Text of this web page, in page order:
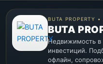
BUTA PROPERTY
BUTA
Недвижимость в
инвестиций.
офлайн,